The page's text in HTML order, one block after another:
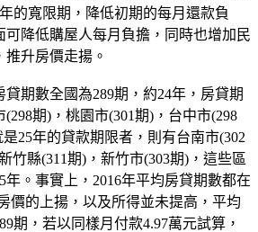
的寬限期，降低初期的每月還款負
可降低購屋人每月負擔，同時也增加民
升房價走揚。
貸期數全國為289期，約24年，房貸期
期)，桃園市(301期)，台中市(298
25年的貸款期限者，則有台南市(302
竹縣(311期)，新竹市(303期)，這些區
年。事實上，2016年平均房貸期數都在
價的上揚，以及所得並未提高，平均
期，若以同樣月付款4.97萬元試算，